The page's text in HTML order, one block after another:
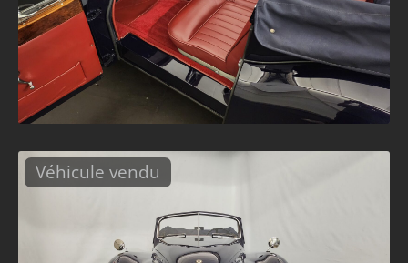
Véhicule vendu